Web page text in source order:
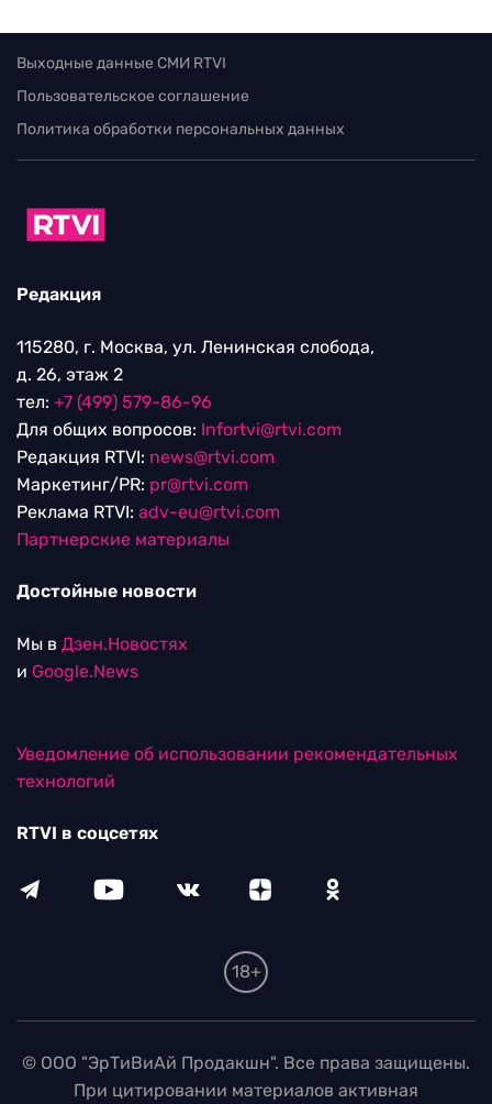
Выходные данные СМИ RTVI
Пользовательское соглашение
Политика обработки персональных данных
Редакция
115280, г. Москва, ул. Ленинская слобода,
д. 26, этаж 2
тел: +7 (499) 579-86-96
Для общих вопросов: Infortvi@rtvi.com
Редакция RTVI: news@rtvi.com
Маркетинг/PR: pr@rtvi.com
Реклама RTVI: adv-eu@rtvi.com
Партнерские материалы
Достойные новости
Мы в Дзен.Новостях
и Google.News
Уведомление об использовании рекомендательных
технологий
RTVI в соцсетях
18+
© ООО "ЭрТиВиАй Продакшн". Все права защищены.
При цитировании материалов активная